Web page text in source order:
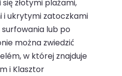
złotymi plażami,
ukrytymi zatoczkami
surfowania lub po
można zwiedzić
w której znajduje
i Klasztor